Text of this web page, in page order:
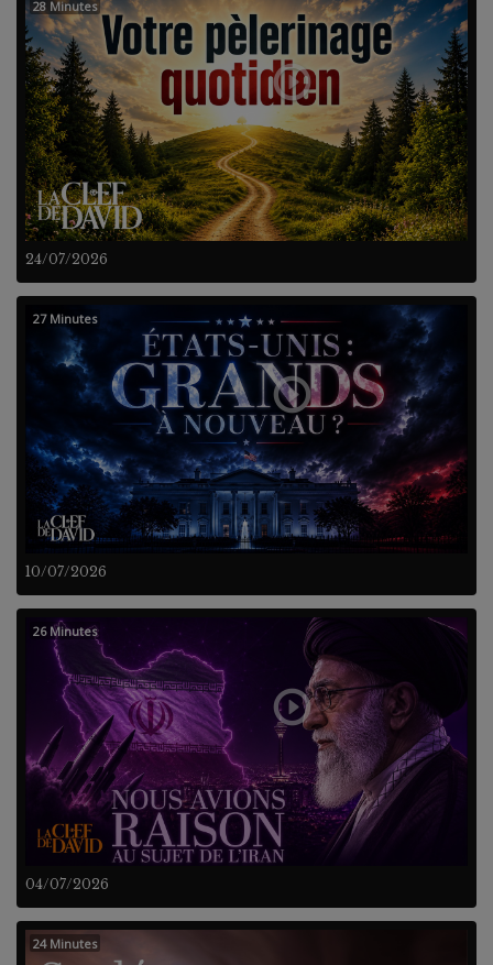
24/07/2026
28 Minutes
10/07/2026
27 Minutes
04/07/2026
26 Minutes
24 Minutes